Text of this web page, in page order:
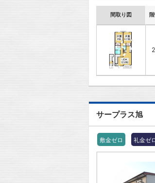
間取り図
サープラス旭
敷金ゼロ 礼金ゼ